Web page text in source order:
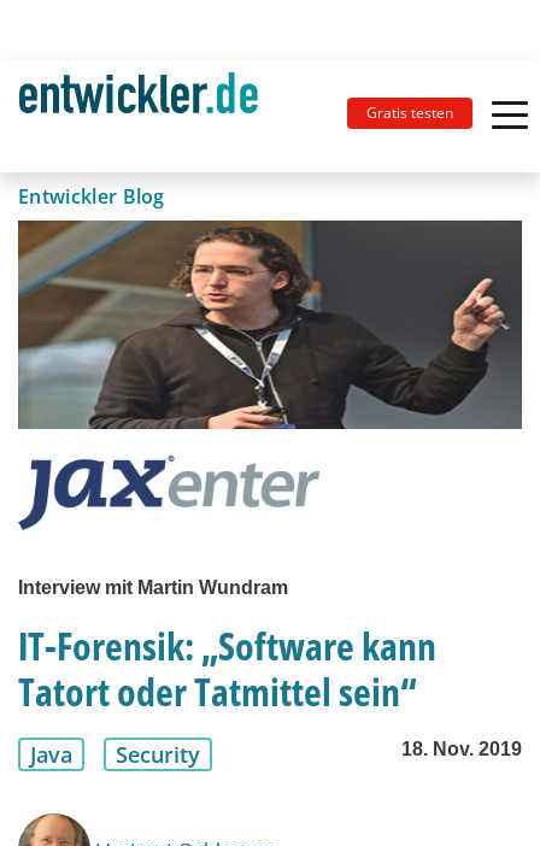
Gratis testen
Entwickler Blog
Interview mit Martin Wundram
IT-Forensik: „Software kann
Tatort oder Tatmittel sein“
Java Security 18. Nov. 2019